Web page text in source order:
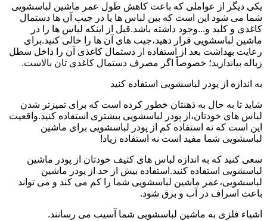
یکی دیگر از عواملی که باعث کاهش طول عمر ماشین لباسشویی
شما می شود این است که بین لباس ها یا در جیب آن ها دستمال
کاغذی و کلید و...وجود داشته باشد.قبل از اینکه لباس ها را در
ماشین لباسشویی قرار دهید،جیب های آن ها را خالی کنید.برای
رعایت بهداشت بعد از استفاده از دستمال کاغذی آن را داخل سطل
زباله بیاندازید؛ خصوصاً اگر مصرف دستمال کاغذی تان بالاست.
به اندازه از پودر لباسشویی استفاده کنید
شاید تا به حال به ذهنتان خطور کرده است که برای تمیزتر شدن
لباس های خودتان،از پودر لباسشویی بیشتری استفاده کنید.واقعیت
این است که نه استفاده کم از پودر لباسشویی برای ماشین
لباسشویی شما مفید است نه استفاده زیاد!
سعی کنید که به اندازه لباس های کثیف خودتان از پودر ماشین
لباسشویی استفاده کنید.استفاده بیش از حد از پودر ماشین
لباسشویی،عمر ماشین لباسشویی شما را کم می کند و می تواند
باعث اسراف در آب و برق شود.
اشیاء فلزی به ماشین لباسشویی شما آسیب می رسانند.